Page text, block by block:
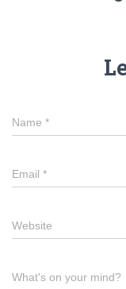
Name *
Email *
Website
What's on your mind?